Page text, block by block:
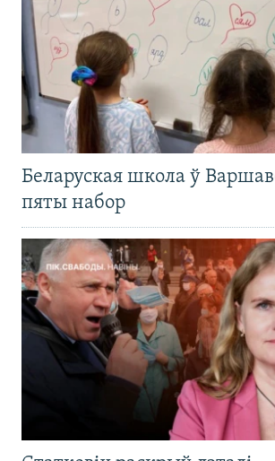
Беларуская школа ў
пяты набор